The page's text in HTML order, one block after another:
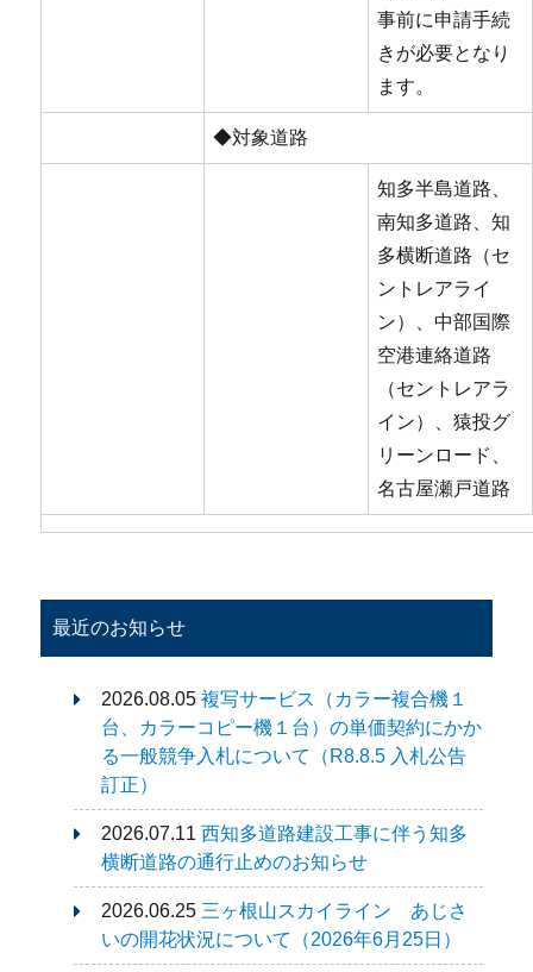
事前に申請手続
きが必要となり
ます。
◆対象道路
知多半島道路、
南知多道路、知
多横断道路（セ
ントレアライ
ン）、中部国際
空港連絡道路
（セントレアラ
イン）、猿投グ
リーンロード、
名古屋瀬戸道路
最近のお知らせ
2026.08.05 複写サービス（カラー複合機１
台、カラーコピー機１台）の単価契約にかか
る一般競争入札について（R8.8.5 入札公告
訂正）
2026.07.11 西知多道路建設工事に伴う知多
横断道路の通行止めのお知らせ
2026.06.25 三ヶ根山スカイライン あじさ
いの開花状況について（2026年6月25日）